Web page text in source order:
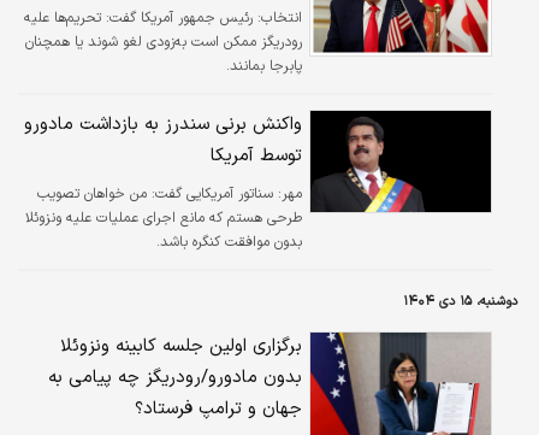
انتخاب: رئیس جمهور آمریکا گفت: تحریم‌ها علیه
رودریگز ممکن است به‌زودی لغو شوند یا همچنان
پابرجا بمانند.
واکنش برنی سندرز به بازداشت مادورو
توسط آمریکا
مهر: سناتور آمریکایی گفت: من خواهان تصویب
طرحی هستم که مانع اجرای عملیات علیه ونزوئلا
بدون موافقت کنگره باشد.
دوشنبه، ۱۵ دی ۱۴۰۴
برگزاری اولین جلسه کابینه ونزوئلا
بدون مادورو/رودریگز چه پیامی به
جهان و ترامپ فرستاد؟